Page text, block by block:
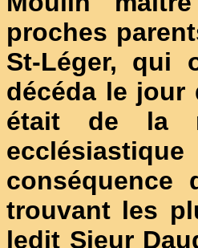
proches
St-Léger, qui
décéda le jour
était de la
trouvant les
ledit Sieur